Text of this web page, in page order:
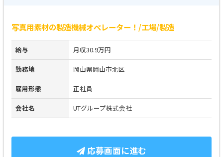
写真用素材の製造機械オペレーター！/工場/製造
給与 月収30.9万円
勤務地 岡山県岡山市北区
雇用形態 正社員
会社名 UTグループ株式会社
応募画面に進む